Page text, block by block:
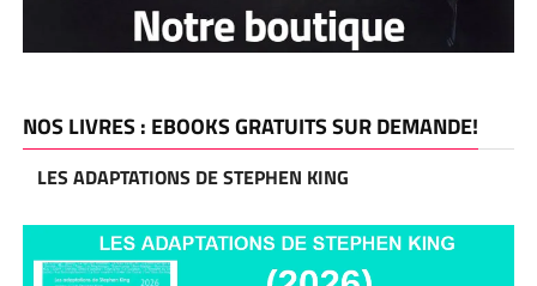
NOS LIVRES : EBOOKS GRATUITS SUR DEMANDE!
LES ADAPTATIONS DE STEPHEN KING